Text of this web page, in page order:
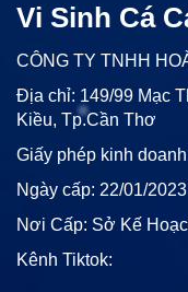
Vi Sinh Cá
CÔNG TY TNHH
Địa chỉ: 149/99 Mạc
Kiều, Tp.Cần Thơ
Giấy phép kinh
Ngày cấp: 22/01/2023
Nơi Cấp: Sở Kế
Kênh Tiktok: